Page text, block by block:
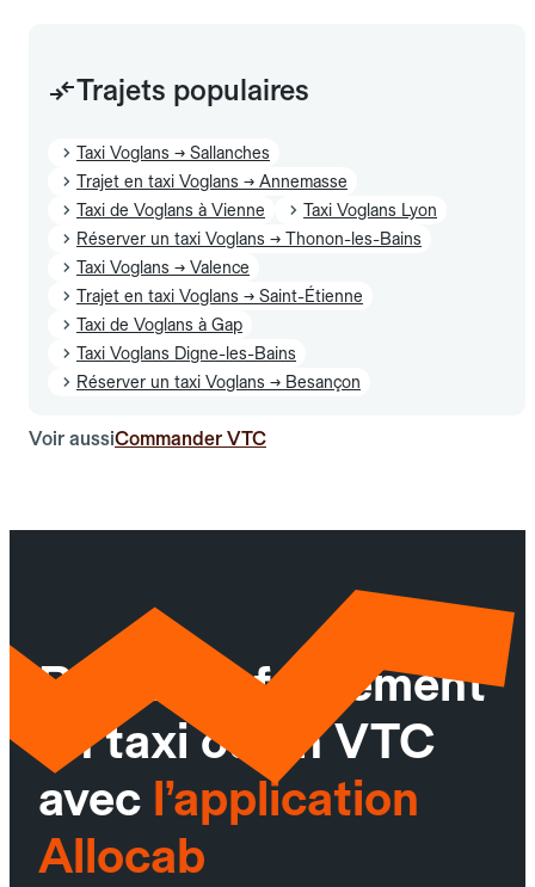
Trajets populaires
Taxi Voglans → Sallanches
Trajet en taxi Voglans → Annemasse
Taxi de Voglans à Vienne
Taxi Voglans Lyon
Réserver un taxi Voglans → Thonon-les-Bains
Taxi Voglans → Valence
Trajet en taxi Voglans → Saint-Étienne
Taxi de Voglans à Gap
Taxi Voglans Digne-les-Bains
Réserver un taxi Voglans → Besançon
Voir aussiCommander VTC
Réservez facilement
un taxi ou un VTC
avec l’application
Allocab